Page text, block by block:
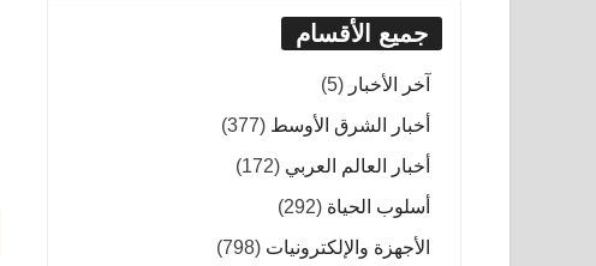
جميع الأقسام
آخر الأخبار (5)
أخبار الشرق الأوسط (377)
أخبار العالم العربي (172)
أسلوب الحياة (292)
الأجهزة والإلكترونيات (798)